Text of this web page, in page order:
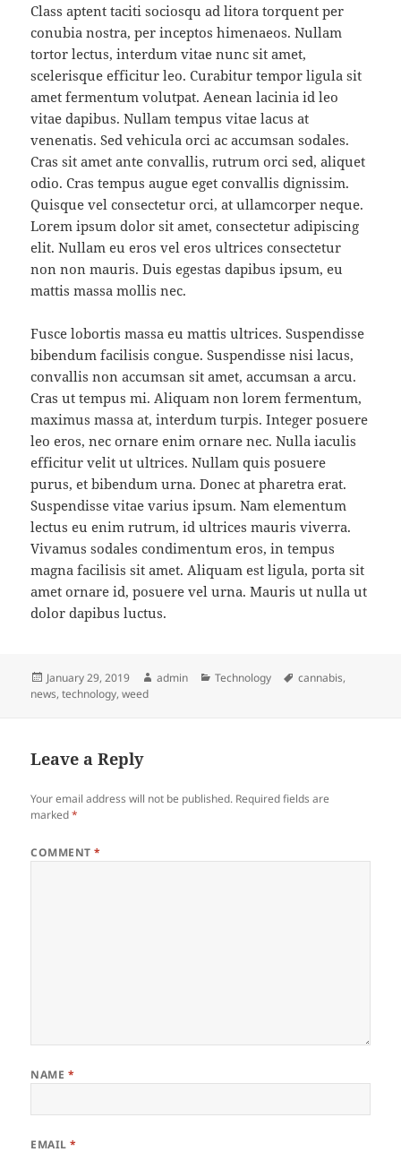
Class aptent taciti sociosqu ad litora torquent per
conubia nostra, per inceptos himenaeos. Nullam
tortor lectus, interdum vitae nunc sit amet,
scelerisque efficitur leo. Curabitur tempor ligula sit
amet fermentum volutpat. Aenean lacinia id leo
vitae dapibus. Nullam tempus vitae lacus at
venenatis. Sed vehicula orci ac accumsan sodales.
Cras sit amet ante convallis, rutrum orci sed, aliquet
odio. Cras tempus augue eget convallis dignissim.
Quisque vel consectetur orci, at ullamcorper neque.
Lorem ipsum dolor sit amet, consectetur adipiscing
elit. Nullam eu eros vel eros ultrices consectetur
non non mauris. Duis egestas dapibus ipsum, eu
mattis massa mollis nec.
Fusce lobortis massa eu mattis ultrices. Suspendisse
bibendum facilisis congue. Suspendisse nisi lacus,
convallis non accumsan sit amet, accumsan a arcu.
Cras ut tempus mi. Aliquam non lorem fermentum,
maximus massa at, interdum turpis. Integer posuere
leo eros, nec ornare enim ornare nec. Nulla iaculis
efficitur velit ut ultrices. Nullam quis posuere
purus, et bibendum urna. Donec at pharetra erat.
Suspendisse vitae varius ipsum. Nam elementum
lectus eu enim rutrum, id ultrices mauris viverra.
Vivamus sodales condimentum eros, in tempus
magna facilisis sit amet. Aliquam est ligula, porta sit
amet ornare id, posuere vel urna. Mauris ut nulla ut
dolor dapibus luctus.
Posted
on
January 29, 2019 Author
admin Categories
Technology Tags
cannabis,
news,technology,weed
Leave a Reply
Your email address will not be published. Required fields are
marked*
COMMENT*
NAME *
EMAIL*